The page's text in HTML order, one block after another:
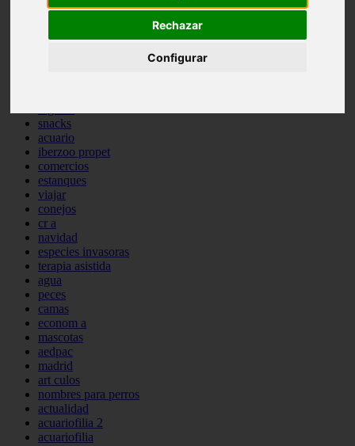
Rechazar
Configurar
consejos
protagonistas
snacks
acuario
iberzoo propet
comercios
estanques
viajar
conejos
cr a
navidad
especies invasoras
terapia asistida
agua
peces
camas
econom a
mascotas
aedpac
madrid
art culos
nombres para perros
actualidad
acuariofilia 2
acuariofilia